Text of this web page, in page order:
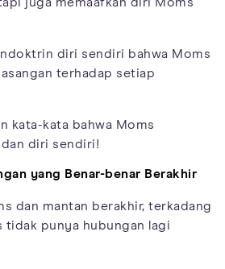
diri sendiri bahwa Moms
terhadap setiap
kata-kata bahwa Moms
dan diri sendiri!
yang Benar-benar Berakhir
dan mantan berakhir, terkadang
tidak punya hubungan lagi